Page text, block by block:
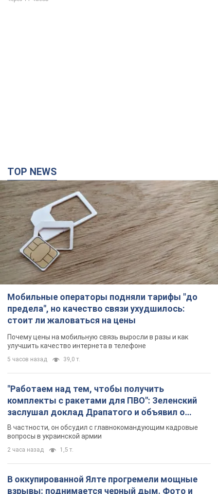
Мобильные операторы подняли тарифы "до
предела", но качество связи ухудшилось:
стоит ли жаловаться на цены
Почему цены на мобильную связь выросли в разы и как
улучшить качество интернета в телефоне
5 часов назад 39,0 т.
"Работаем над тем, чтобы получить
комплекты с ракетами для ПВО": Зеленский
заслушал доклад Драпатого и объявил о
новых мерах
В частности, он обсудил с главнокомандующим кадровые
вопросы в украинской армии
2 часа назад 1,5 т.
В оккупированной Ялте прогремели мощные
взрывы: поднимается черный дым. Фото и
видео
Город, вероятно, подвергся атаке дронов
4 часа назад 4,9 т.